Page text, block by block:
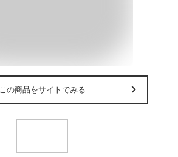
この商品をサイトでみる